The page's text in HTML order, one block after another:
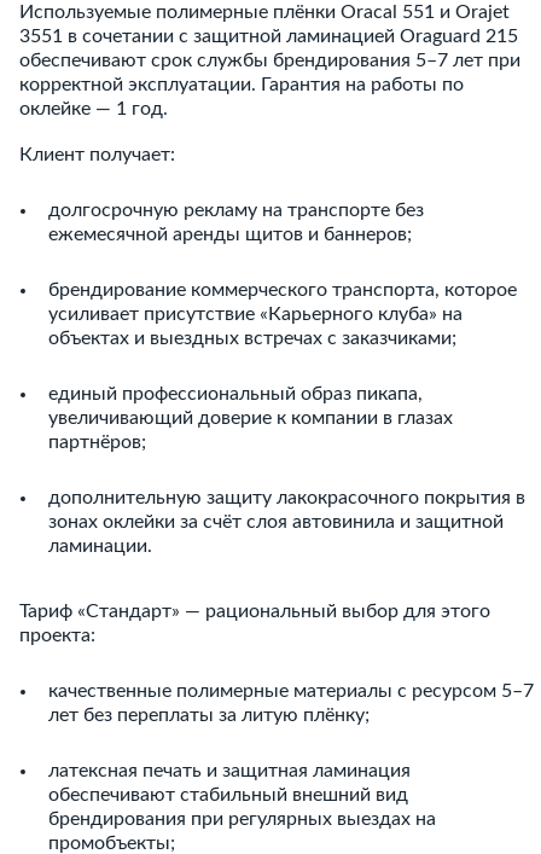
Используемые полимерные плёнки Oracal 551 и Orajet
3551 в сочетании с защитной ламинацией Oraguard 215
обеспечивают срок службы брендирования 5–7 лет при
корректной эксплуатации. Гарантия на работы по
оклейке — 1 год.
Клиент получает:
долгосрочную рекламу на транспорте без
ежемесячной аренды щитов и баннеров;
брендирование коммерческого транспорта, которое
усиливает присутствие «Карьерного клуба» на
объектах и выездных встречах с заказчиками;
единый профессиональный образ пикапа,
увеличивающий доверие к компании в глазах
партнёров;
дополнительную защиту лакокрасочного покрытия в
зонах оклейки за счёт слоя автовинила и защитной
ламинации.
Тариф «Стандарт» — рациональный выбор для этого
проекта:
качественные полимерные материалы с ресурсом 5–7
лет без переплаты за литую плёнку;
латексная печать и защитная ламинация
обеспечивают стабильный внешний вид
брендирования при регулярных выездах на
промобъекты;